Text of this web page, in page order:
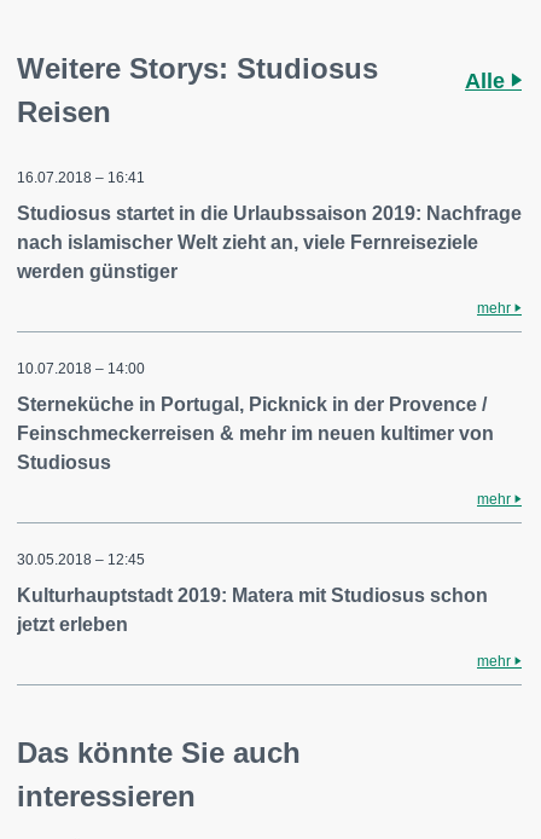
Weitere Storys: Studiosus
Reisen
Alle
16.07.2018 – 16:41
Studiosus startet in die Urlaubssaison 2019: Nachfrage
nach islamischer Welt zieht an, viele Fernreiseziele
werden günstiger
mehr
10.07.2018 – 14:00
Sterneküche in Portugal, Picknick in der Provence /
Feinschmeckerreisen & mehr im neuen kultimer von
Studiosus
mehr
30.05.2018 – 12:45
Kulturhauptstadt 2019: Matera mit Studiosus schon
jetzt erleben
mehr
Das könnte Sie auch
interessieren